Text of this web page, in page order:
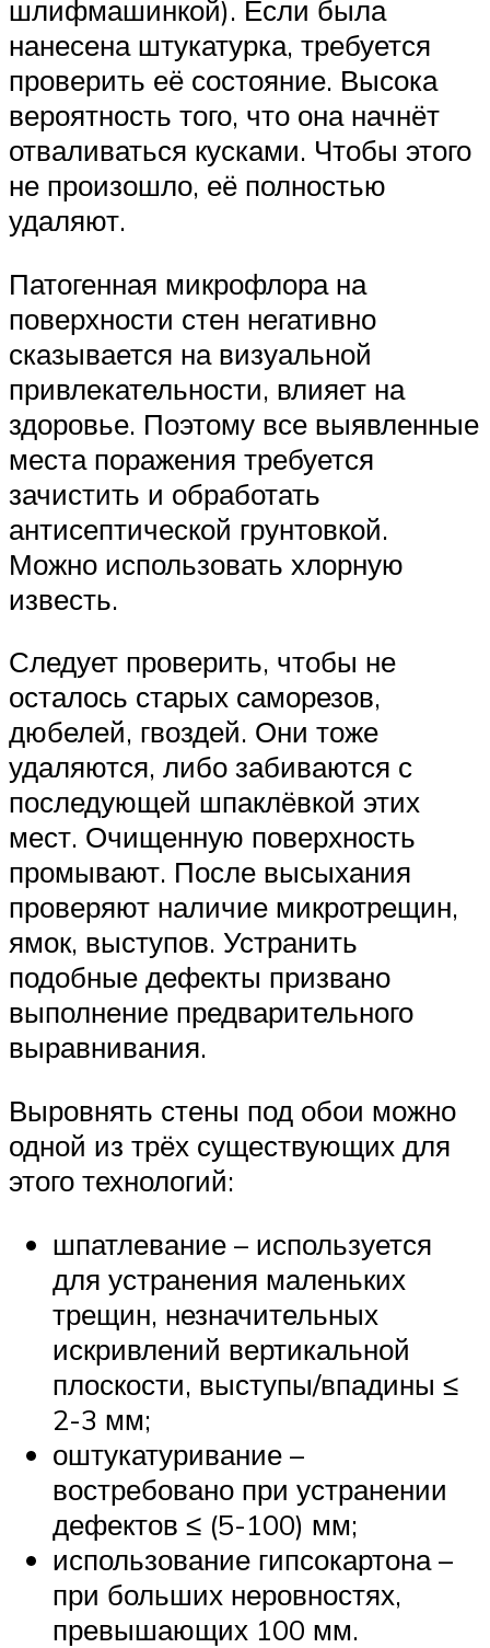
шлифмашинкой). Если была
нанесена штукатурка, требуется
проверить её состояние. Высока
вероятность того, что она начнёт
отваливаться кусками. Чтобы этого
не произошло, её полностью
удаляют.
Патогенная микрофлора на
поверхности стен негативно
сказывается на визуальной
привлекательности, влияет на
здоровье. Поэтому все выявленные
места поражения требуется
зачистить и обработать
антисептической грунтовкой.
Можно использовать хлорную
известь.
Следует проверить, чтобы не
осталось старых саморезов,
дюбелей, гвоздей. Они тоже
удаляются, либо забиваются с
последующей шпаклёвкой этих
мест. Очищенную поверхность
промывают. После высыхания
проверяют наличие микротрещин,
ямок, выступов. Устранить
подобные дефекты призвано
выполнение предварительного
выравнивания.
Выровнять стены под обои можно
одной из трёх существующих для
этого технологий:
шпатлевание – используется
для устранения маленьких
трещин, незначительных
искривлений вертикальной
плоскости, выступы/впадины ≤
2-3 мм;
оштукатуривание –
востребовано при устранении
дефектов ≤ (5-100) мм;
использование гипсокартона –
при больших неровностях,
превышающих 100 мм.